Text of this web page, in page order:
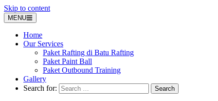
Skip to content
MENU
Home
Our Services
Paket Rafting di Batu Rafting
Paket Paint Ball
Paket Outbound Training
Gallery
Search for: